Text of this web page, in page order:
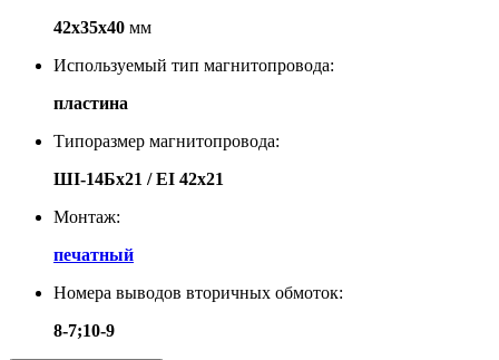
42х35х40 мм
Используемый тип магнитопровода:
пластина
Типоразмер магнитопровода:
ШI-14Бх21 / EI 42х21
Монтаж:
печатный
Номера выводов вторичных обмоток:
8-7;10-9